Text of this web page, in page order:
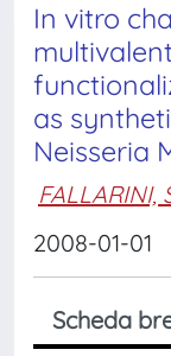
In vitro
as
Neisseria
FALLARINI,
2008-01-01
Scheda